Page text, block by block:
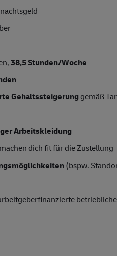
38,5 Stunden/Woche
Gehaltssteigerung gemäß
Arbeitskleidung
dich fit für die Zustellung
(bspw.